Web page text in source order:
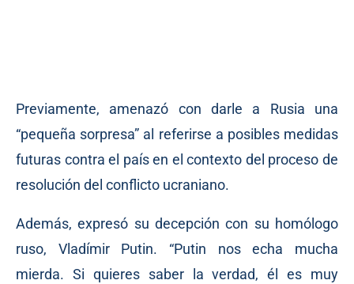
Previamente, amenazó con darle a Rusia una
“pequeña sorpresa” al referirse a posibles medidas
futuras contra el país en el contexto del proceso de
resolución del conflicto ucraniano.
Además, expresó su decepción con su homólogo
ruso, Vladímir Putin. “Putin nos echa mucha
mierda. Si quieres saber la verdad, él es muy